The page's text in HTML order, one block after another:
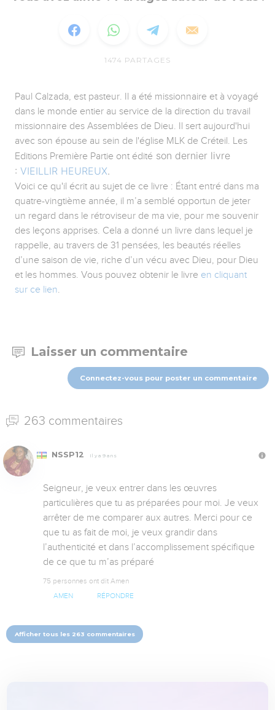
1474 PARTAGES
Paul Calzada, est pasteur. Il a été missionnaire et à voyagé
dans le monde entier au service de la direction du travail
missionnaire des Assemblées de Dieu. Il sert aujourd'hui
avec son épouse au sein de l'église MLK de Créteil. Les
Editions Première Partie ont édité son dernier livre
: VIEILLIR HEUREUX.
Voici ce qu'il écrit au sujet de ce livre : Étant entré dans ma
quatre-vingtième année, il m’a semblé opportun de jeter
un regard dans le rétroviseur de ma vie, pour me souvenir
des leçons apprises. Cela a donné un livre dans lequel je
rappelle, au travers de 31 pensées, les beautés réelles
d’une saison de vie, riche d’un vécu avec Dieu, pour Dieu
et les hommes. Vous pouvez obtenir le livre en cliquant
sur ce lien.
Laisser un commentaire
Connectez-vous pour poster un commentaire
263 commentaires
NSSP12 Il y a 9 ans
Seigneur, je veux entrer dans les œuvres
particulières que tu as préparées pour moi. Je veux
arrêter de me comparer aux autres. Merci pour ce
que tu as fait de moi, je veux grandir dans
l’authenticité et dans l’accomplissement spécifique
de ce que tu m’as préparé
75 personnes ont dit Amen
AMEN RÉPONDRE
Afficher tous les 263 commentaires